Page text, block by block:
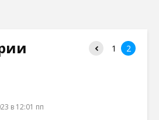
1 2
в 12:01 пп